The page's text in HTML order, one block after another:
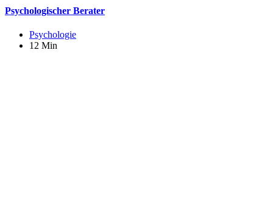
Psychologischer Berater
Psychologie
12 Min